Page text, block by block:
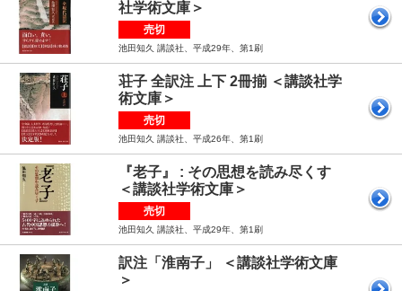
社学術文庫＞
売切
池田知久 講談社、平成29年、第1刷
荘子 全訳注 上下 2冊揃 ＜講談社学
術文庫＞
売切
池田知久 講談社、平成26年、第1刷
『老子』 : その思想を読み尽くす
＜講談社学術文庫＞
売切
池田知久 講談社、平成29年、第1刷
訳注「淮南子」 ＜講談社学術文庫
＞